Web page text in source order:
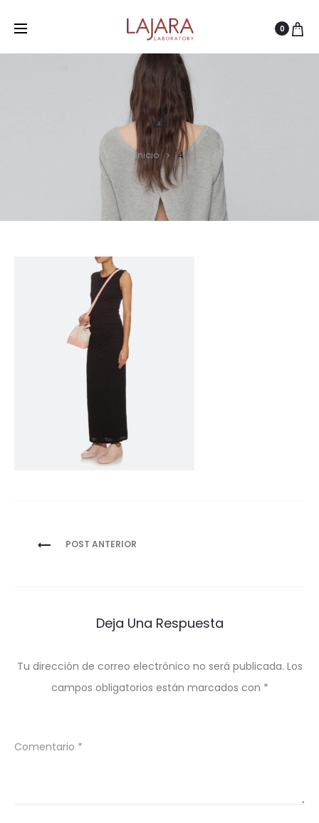
0
4
Inicio 4
Navegación
POST ANTERIOR
Deja Una Respuesta
Tu dirección de correo electrónico no será publicada. Los
campos obligatorios están marcados con *
Comentario *